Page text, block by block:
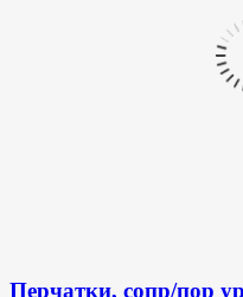
Перчатки, сопр/пор